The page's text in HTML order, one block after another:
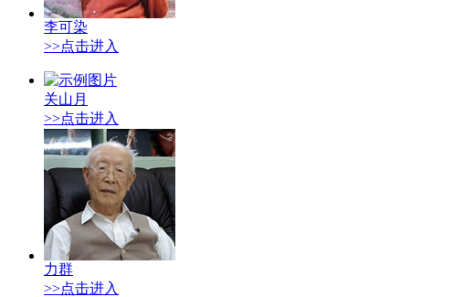
李可染
>>点击进入
关山月
>>点击进入
力群
>>点击进入